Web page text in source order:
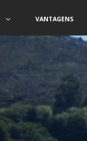
VANTAGENS